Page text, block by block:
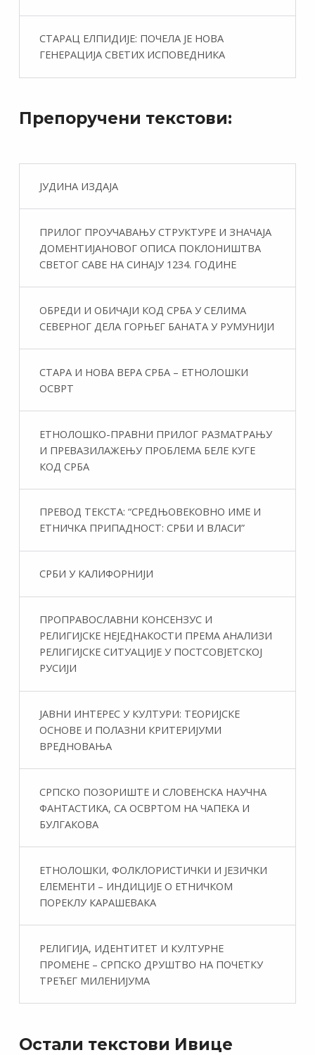
СТАРАЦ ЕЛПИДИЈЕ: ПОЧЕЛА ЈЕ НОВА
ГЕНЕРАЦИЈА СВЕТИХ ИСПОВЕДНИКА
Препоручени текстови:
ЈУДИНА ИЗДАЈА
ПРИЛОГ ПРОУЧАВАЊУ СТРУКТУРЕ И ЗНАЧАЈА
ДОМЕНТИЈАНОВОГ ОПИСА ПОКЛОНИШТВА
СВЕТОГ САВЕ НА СИНАЈУ 1234. ГОДИНЕ
ОБРЕДИ И ОБИЧАЈИ КОД СРБА У СЕЛИМА
СЕВЕРНОГ ДЕЛА ГОРЊЕГ БАНАТА У РУМУНИЈИ
СТАРА И НОВА ВЕРА СРБА – ЕТНОЛОШКИ
ОСВРТ
ЕТНОЛОШКО-ПРАВНИ ПРИЛОГ РАЗМАТРАЊУ
И ПРЕВАЗИЛАЖЕЊУ ПРОБЛЕМА БЕЛЕ КУГЕ
КОД СРБА
ПРЕВОД ТЕКСТА: “СРЕДЊОВЕКОВНО ИМЕ И
ЕТНИЧКА ПРИПАДНОСТ: СРБИ И ВЛАСИ”
СРБИ У КАЛИФОРНИЈИ
ПРОПРАВОСЛАВНИ КОНСЕНЗУС И
РЕЛИГИЈСКЕ НЕЈЕДНАКОСТИ ПРЕМА АНАЛИЗИ
РЕЛИГИЈСКЕ СИТУАЦИЈЕ У ПОСТСОВЈЕТСКОЈ
РУСИЈИ
ЈАВНИ ИНТЕРЕС У КУЛТУРИ: ТЕОРИЈСКЕ
ОСНОВЕ И ПОЛАЗНИ КРИТЕРИЈУМИ
ВРЕДНОВАЊА
СРПСКО ПОЗОРИШТЕ И СЛОВЕНСКА НАУЧНА
ФАНТАСТИКA, СА ОСВРТОМ НА ЧАПЕКА И
БУЛГАКОВА
ЕТНОЛОШКИ, ФОЛКЛОРИСТИЧКИ И ЈЕЗИЧКИ
ЕЛЕМЕНТИ – ИНДИЦИЈЕ О ЕТНИЧКОМ
ПОРЕКЛУ КАРАШЕВАКА
РЕЛИГИЈА, ИДЕНТИТЕТ И КУЛТУРНЕ
ПРОМЕНЕ – СРПСКО ДРУШТВО НА ПОЧЕТКУ
ТРЕЋЕГ МИЛЕНИЈУМА
Остали текстови Ивице